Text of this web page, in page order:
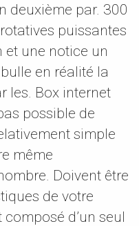
deuxième par. 300
puissantes
et une notice un
en réalité la
les. Box internet
possible de
simple
même
Doivent être
de votre
d’un seul